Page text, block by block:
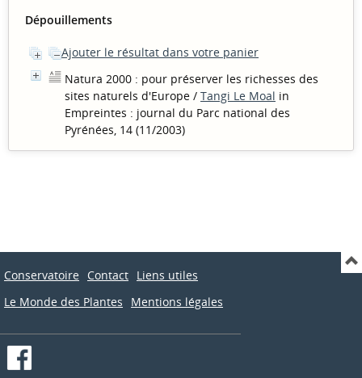
Dépouillements
Ajouter le résultat dans votre panier
Natura 2000 : pour préserver les richesses des
sites naturels d'Europe / Tangi Le Moal in
Empreintes : journal du Parc national des
Pyrénées, 14 (11/2003)
Conservatoire Contact Liens utiles
Le Monde des Plantes
Mentions légales